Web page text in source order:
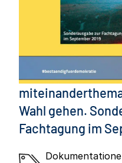
Wahl gehen.
Fachtagung im